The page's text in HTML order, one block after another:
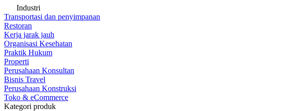
Industri
Transportasi dan penyimpanan
Restoran
Kerja jarak jauh
Organisasi Kesehatan
Praktik Hukum
Properti
Perusahaan Konsultan
Bisnis Travel
Perusahaan Konstruksi
Toko & eCommerce
Kategori produk